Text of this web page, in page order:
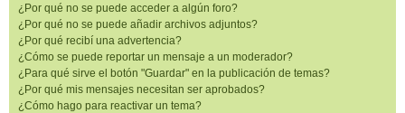
¿Por qué no se puede acceder a algún foro?
¿Por qué no se puede añadir archivos adjuntos?
¿Por qué recibí una advertencia?
¿Cómo se puede reportar un mensaje a un moderador?
¿Para qué sirve el botón "Guardar" en la publicación de temas?
¿Por qué mis mensajes necesitan ser aprobados?
¿Cómo hago para reactivar un tema?